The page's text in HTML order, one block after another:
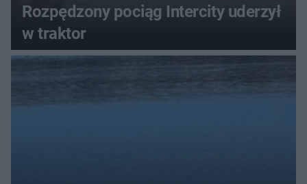
Rozpędzony pociąg Intercity uderzył
w traktor